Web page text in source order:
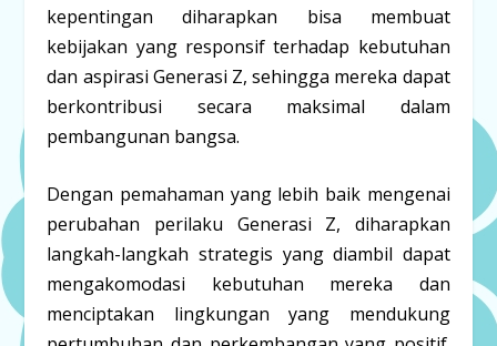
kepentingan diharapkan bisa membuat
kebijakan yang responsif terhadap kebutuhan
dan aspirasi Generasi Z, sehingga mereka dapat
berkontribusi secara maksimal dalam
pembangunan bangsa.
Dengan pemahaman yang lebih baik mengenai
perubahan perilaku Generasi Z, diharapkan
langkah-langkah strategis yang diambil dapat
mengakomodasi kebutuhan mereka dan
menciptakan lingkungan yang mendukung